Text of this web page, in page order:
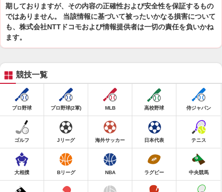
期しておりますが、その内容の正確性および安全性を保証するもの
ではありません。 当該情報に基づいて被ったいかなる損害について
も、株式会社NTTドコモおよび情報提供者は一切の責任を負いかね
ます。
競技一覧
プロ野球 プロ野球(2軍) MLB 高校野球 侍ジャパン
ゴルフ Jリーグ 海外サッカー 日本代表 テニス
大相撲 Bリーグ NBA ラグビー 中央競馬